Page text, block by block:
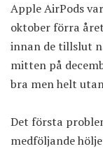
Apple AirPods
oktober förra
innan de tillslut
mitten på
bra men helt
Det första
medföljande